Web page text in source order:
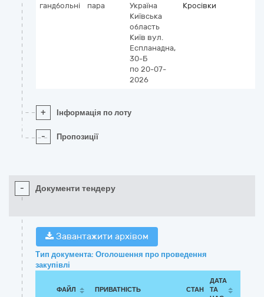
гандбольні
пара
Україна
Київська
область
Київ вул.
Еспланадна,
30-Б
по 20-07-
2026
Кросівки
+ Інформація по лоту
- Пропозиції
- Документи тендеру
Завантажити архівом
Тип документа: Оголошення про проведення
закупівлі
ФАЙЛ ПРИВАТНІСТЬ СТАН
ДАТА
ТА